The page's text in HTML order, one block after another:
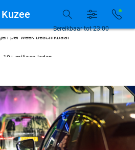
per week beschikbaar
per week beschikbaar
10+ miljoen leden
Bereikbaar tot 23:00